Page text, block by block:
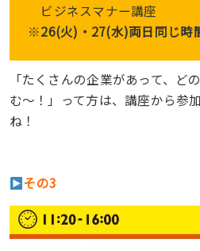
ビジネスマナー講座
※26(火)・27(水)両日同じ時
「たくさんの企業があって、ど
む〜！」って方は、講座から参
ね！
その3